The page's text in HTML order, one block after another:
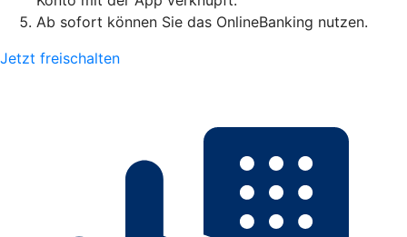
Ab sofort können Sie das OnlineBanking nutzen.
Jetzt freischalten